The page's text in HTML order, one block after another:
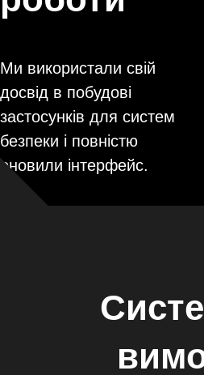
Ми використали свій
досвід в побудові
застосунків для систем
безпеки і повністю
оновили інтерфейс.